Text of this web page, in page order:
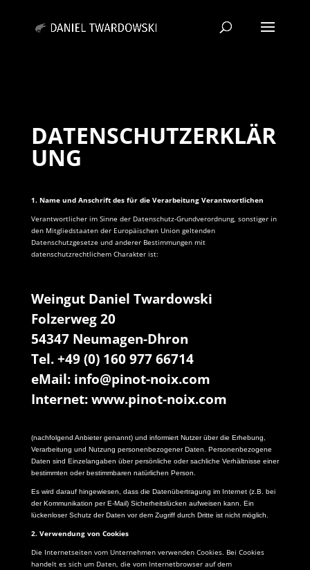
DATENSCHUTZERKLÄR
UNG
1. Name und Anschrift des für die Verarbeitung Verantwortlichen
Verantwortlicher im Sinne der Datenschutz-Grundverordnung, sonstiger in
den Mitgliedstaaten der Europäischen Union geltenden
Datenschutzgesetze und anderer Bestimmungen mit
datenschutzrechtlichem Charakter ist:
Weingut Daniel Twardowski
Folzerweg 20
54347 Neumagen-Dhron
Tel. +49 (0) 160 977 66714
eMail: info@pinot-noix.com
Internet: www.pinot-noix.com
(nachfolgend Anbieter genannt) und informiert Nutzer über die Erhebung,
Verarbeitung und Nutzung personenbezogener Daten. Personenbezogene
Daten sind Einzelangaben über persönliche oder sachliche Verhältnisse einer
bestimmten oder bestimmbaren natürlichen Person.
Es wird darauf hingewiesen, dass die Datenübertragung im Internet (z.B. bei
der Kommunikation per E-Mail) Sicherheitslücken aufweisen kann. Ein
lückenloser Schutz der Daten vor dem Zugriff durch Dritte ist nicht möglich.
2. Verwendung von Cookies
Die Internetseiten vom Unternehmen verwenden Cookies. Bei Cookies
handelt es sich um Daten, die vom Internetbrowser auf dem